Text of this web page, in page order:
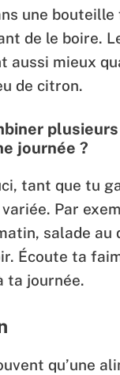
une bouteille
de le boire.
aussi mieux
de citron.
journée ?
tant que tu
Par
salade au
Écoute ta
ta journée.
qu’une